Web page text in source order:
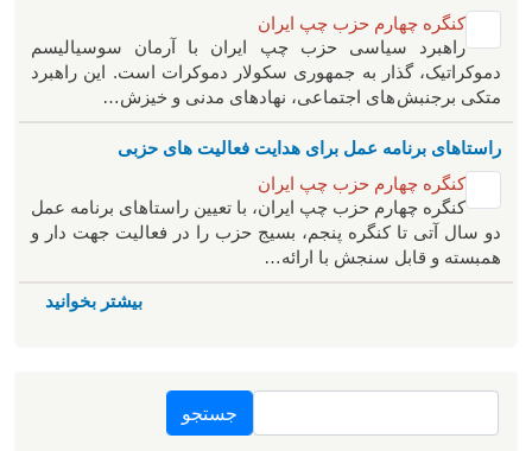
کنگره چهارم حزب چپ ایران
راهبرد سياسی حزب چپ ایران با آرمان سوسیالیسم
دموکراتیک، گذار به جمهوری سکولار دموکرات است. این راهبرد
متکی برجنبش های اجتماعی، نهادهای مدنی و خیزش‌…
راستاهای برنامه عمل برای هدایت فعالیت های حزبی
کنگره چهارم حزب چپ ایران
کنگره چهارم حزب چپ ایران، با تعیین راستاهای برنامه عمل
دو سال آتی تا کنگره پنجم، بسیج حزب را در فعالیت جهت دار و
همبسته و قابل سنجش با ارائه…
بیشتر بخوانید
جستجو